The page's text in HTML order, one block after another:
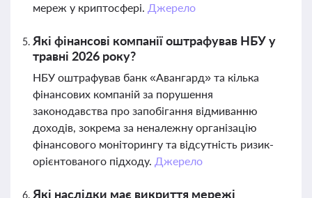
мереж у криптосфері. Джерело
Які фінансові компанії оштрафував НБУ у
травні 2026 року?
НБУ оштрафував банк «Авангард» та кілька
фінансових компаній за порушення
законодавства про запобігання відмиванню
доходів, зокрема за неналежну організацію
фінансового моніторингу та відсутність ризик-
орієнтованого підходу. Джерело
Які наслідки має викриття мережі